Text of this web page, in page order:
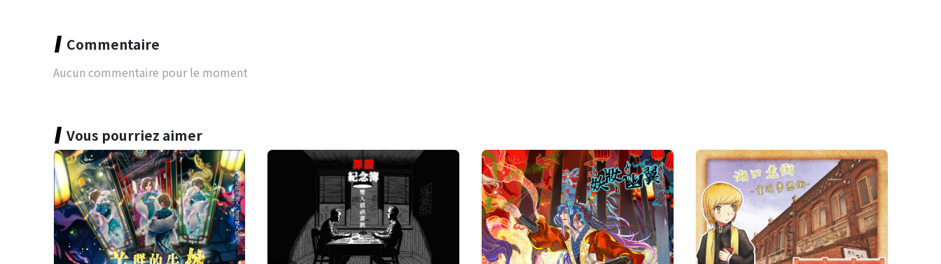
Commentaire
Aucun commentaire pour le moment
Vous pourriez aimer